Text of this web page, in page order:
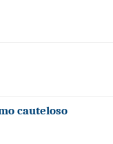
cauteloso